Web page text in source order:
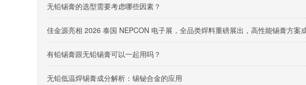
无铅锡膏的选型需要考虑哪些因素？
佳金源亮相 2026 泰国 NEPCON 电子展，全品类焊料重磅展出，高性能锡膏方案
有铅锡膏跟无铅锡膏可以一起用吗？
无铅低温焊锡膏成分解析：锡铋合金的应用